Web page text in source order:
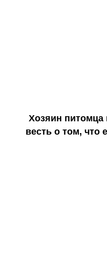
Хозяин питомца
весть о том, что